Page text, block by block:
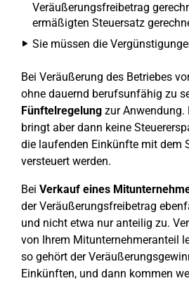
Veräußerungsfreibetrag
ermäßigten Steuersatz
Sie müssen die
Bei Veräußerung des Betriebes
ohne dauernd berufsunfähig zu
Fünftelregelung zur Anwendung.
bringt aber dann keine
die laufenden Einkünfte mit dem
versteuert werden.
Bei Verkauf eines
der Veräußerungsfreibetrag
und nicht etwa nur anteilig zu.
von Ihrem Mitunternehmeranteil
so gehört der
Einkünften, und dann kommen